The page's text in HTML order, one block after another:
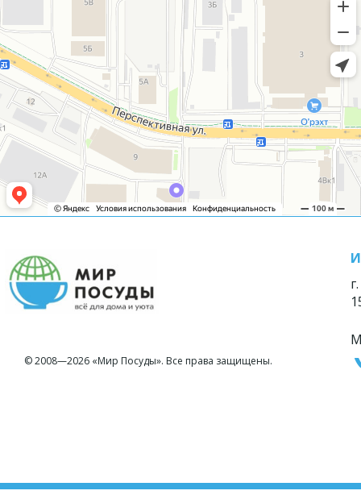
© 2008—2026 «Мир Посуды». Все права защищены.